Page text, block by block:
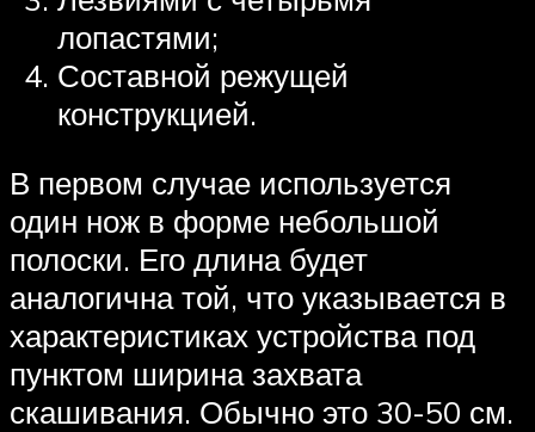
лопастями;
Составной режущей
конструкцией.
В первом случае используется
один нож в форме небольшой
полоски. Его длина будет
аналогична той, что указывается в
характеристиках устройства под
пунктом ширина захвата
скашивания. Обычно это 30-50 см.